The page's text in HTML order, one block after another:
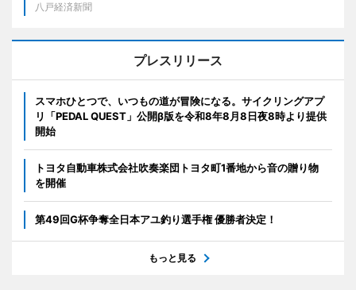
八戸経済新聞
プレスリリース
スマホひとつで、いつもの道が冒険になる。サイクリングアプ
リ「PEDAL QUEST」公開β版を令和8年8月8日夜8時より提供
開始
トヨタ自動車株式会社吹奏楽団トヨタ町1番地から音の贈り物
を開催
第49回G杯争奪全日本アユ釣り選手権 優勝者決定！
もっと見る